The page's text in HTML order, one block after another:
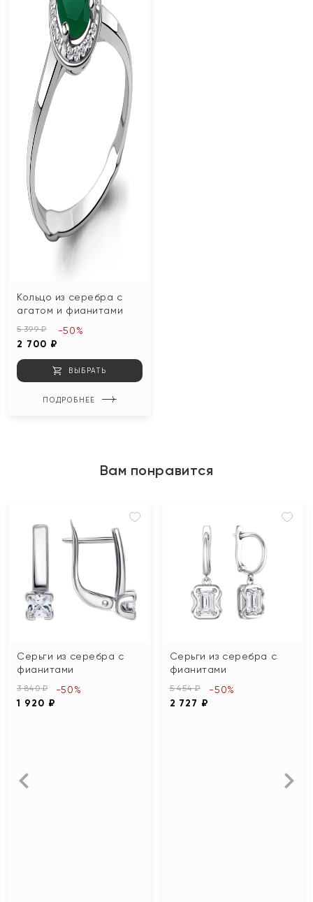
Кольцо из серебра с
агатом и фианитами
5 399 ₽
2 700 ₽
-50%
ВЫБРАТЬ
ПОДРОБНЕЕ
Вам понравится
Серьги из серебра с
фианитами
3 840 ₽
1 920 ₽
-50%
Серьги из серебра с
фианитами
5 454 ₽
2 727 ₽
-50%